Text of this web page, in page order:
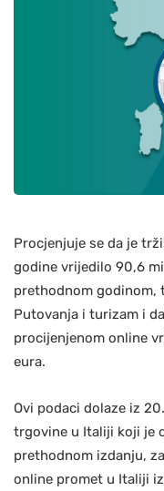
Procjenjuje se da je
godine vrijedilo 90,6
prethodnom godinom,
Putovanja i turizam i
procijenjenom online
eura.
Ovi podaci dolaze iz
trgovine u Italiji koji je
prethodnom izdanju,
online promet u Italiji